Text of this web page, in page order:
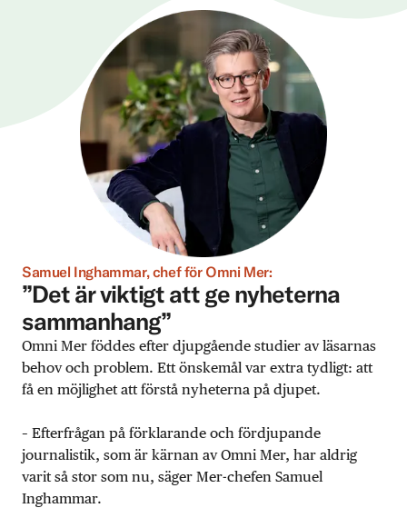
Samuel Inghammar, chef för Omni Mer:
”Det är viktigt att ge nyheterna
sammanhang”
Omni Mer föddes efter djupgående studier av läsarnas
behov och problem. Ett önskemål var extra tydligt: att
få en möjlighet att förstå nyheterna på djupet.
– Efterfrågan på förklarande och fördjupande
journalistik, som är kärnan av Omni Mer, har aldrig
varit så stor som nu, säger Mer-chefen Samuel
Inghammar.